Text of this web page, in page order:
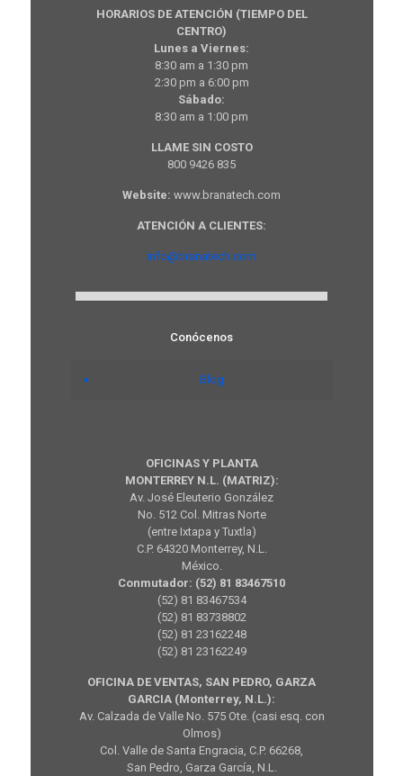
HORARIOS DE ATENCIÓN (TIEMPO DEL
CENTRO)
Lunes a Viernes:
8:30 am a 1:30 pm
2:30 pm a 6:00 pm
Sábado:
8:30 am a 1:00 pm
LLAME SIN COSTO
800 9426 835
Website: www.branatech.com
ATENCIÓN A CLIENTES:
info@branatech.com
Conócenos
Blog
OFICINAS Y PLANTA
MONTERREY N.L. (MATRIZ):
Av. José Eleuterio González
No. 512 Col. Mitras Norte
(entre Ixtapa y Tuxtla)
C.P. 64320 Monterrey, N.L.
México.
Conmutador: (52) 81 83467510
(52) 81 83467534
(52) 81 83738802
(52) 81 23162248
(52) 81 23162249
OFICINA DE VENTAS, SAN PEDRO, GARZA
GARCIA (Monterrey, N.L.):
Av. Calzada de Valle No. 575 Ote. (casi esq. con
Olmos)
Col. Valle de Santa Engracia, C.P. 66268,
San Pedro, Garza García, N.L.